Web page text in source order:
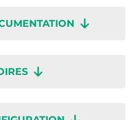
en programmation.